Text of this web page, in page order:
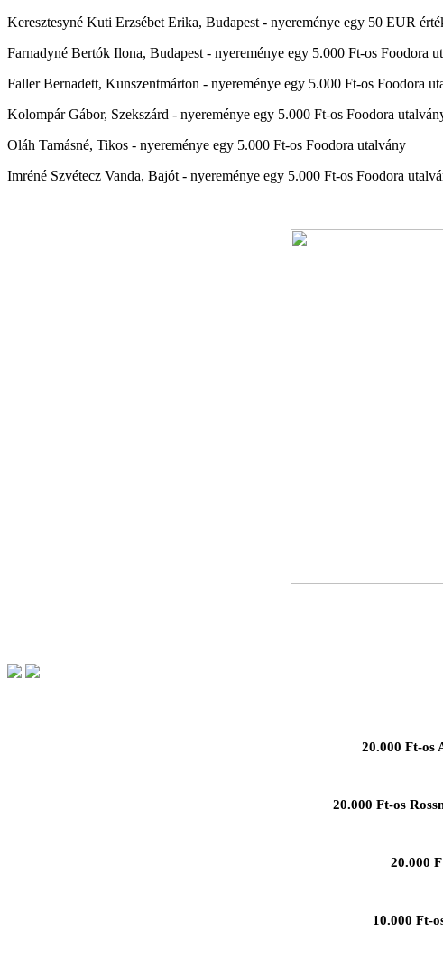
Keresztesyné Kuti Erzsébet Erika, Budapest - nyereménye egy 50 EUR
Farnadyné Bertók Ilona, Budapest - nyereménye egy 5.000 Ft-os Foodora
Faller Bernadett, Kunszentmárton - nyereménye egy 5.000 Ft-os Foodora
Kolompár Gábor, Szekszárd - nyereménye egy 5.000 Ft-os Foodora
Oláh Tamásné, Tikos - nyereménye egy 5.000 Ft-os Foodora utalvány
Imréné Szvétecz Vanda, Bajót - nyereménye egy 5.000 Ft-os Foodora
20.000 Ft-os
20.000 Ft-os
20.000
10.000 Ft-